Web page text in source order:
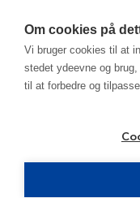
Om cookies på
Vi bruger cookies til at
stedet ydeevne og
til at forbedre og